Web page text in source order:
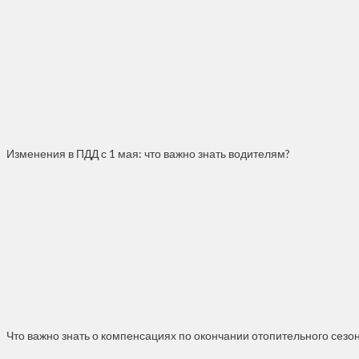
Изменения в ПДД с 1 мая: что важно знать водителям?
Что важно знать о компенсациях по окончании отопительного